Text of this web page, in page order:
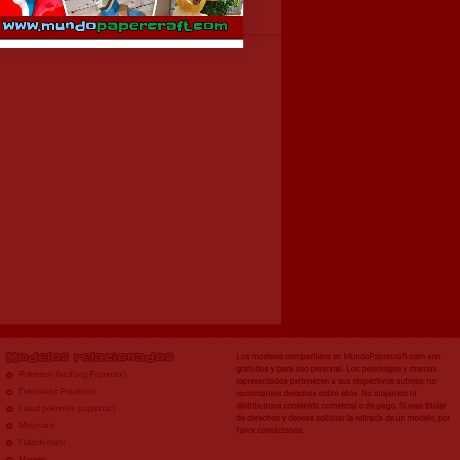
Modelos relacionados
Pokemon Girafarig Papercraft
Entrenador Pokémon
Lotad pokemón papercraft
Mijumaru
Futachimaru
Los modelos compartidos en MundoPapercraft.com son
gratuitos y para uso personal. Los personajes y marcas
representados pertenecen a sus respectivos autores; no
reclamamos derechos sobre ellos. No alojamos ni
distribuimos contenido comercial o de pago. Si eres titular
de derechos y deseas solicitar la retirada de un modelo, por
favor contáctanos.